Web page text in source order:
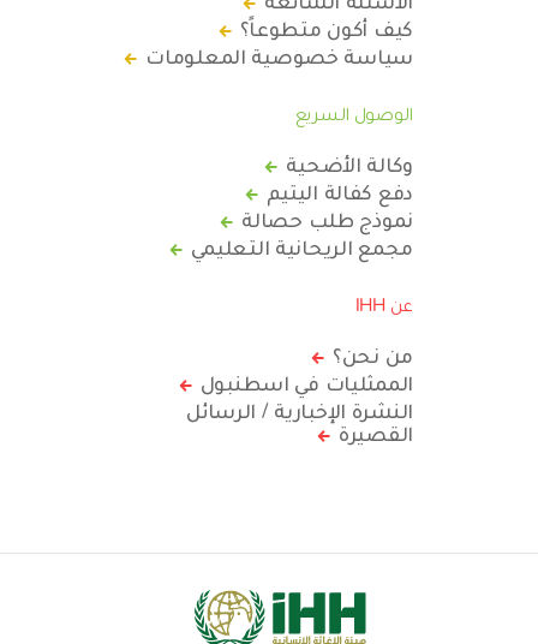
كيف أكون متطوعاً؟
سياسة خصوصية المعلومات
الوصول السريع
وكالة الأضحية
دفع كفالة اليتيم
نموذج طلب حصالة
مجمع الريحانية التعليمي
عن IHH
من نحن؟
الممثليات في اسطنبول
النشرة الإخبارية / الرسائل
القصيرة